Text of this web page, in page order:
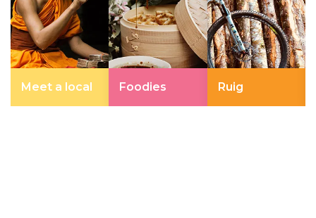
Meet a local Foodies Ruig